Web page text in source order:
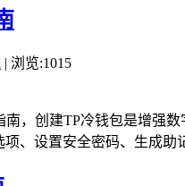
| 浏览:1015
南，创建TP冷钱包是增强
、设置安全密码、生成助